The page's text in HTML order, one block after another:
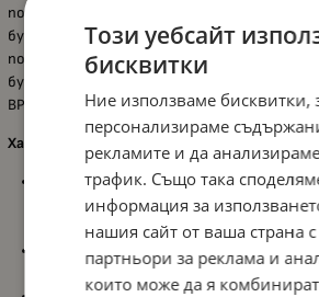
подвижна капачка, която лесно скрива
бутилката предотвратява
поддържа сламката чиста. Подходяща за
бутилка е изработена от безопасни
BPA.
Характеристики:
Подвижна капачка: Капачката лесно
предпазвайки силиконовата сламка
предотвратявайки разливане.
малките деца.
Този уебсайт
бисквитки
Ние използваме бисквитки,
персонализираме
рекламите и да
трафик. Също така
информация за
нашия сайт от ваша страна
партньори за реклама и
които може да я комбинират